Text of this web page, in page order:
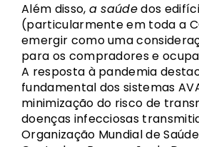
Além disso, a saúdedos
(particularmente em toda a
emergir como uma
para os compradores e
A resposta à pandemia
fundamental dos sistemas
minimização do risco de
doenças infecciosas
Organização Mundial de